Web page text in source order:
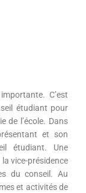
C’est
étudiant pour
de l’école. Dans
et son
étudiant. Une
vice-présidence
du conseil. Au
et activités de